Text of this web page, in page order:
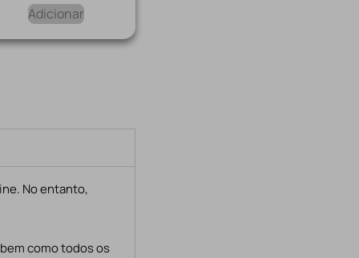
Adicionar
No entanto,
como todos os